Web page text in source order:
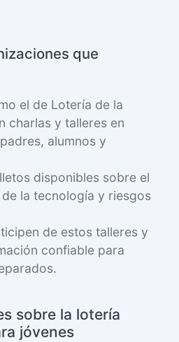
que
el de Lotería de la
charlas y talleres en
alumnos y
disponibles sobre el
la tecnología y riesgos
de estos talleres y
confiable para
sobre la lotería
jóvenes